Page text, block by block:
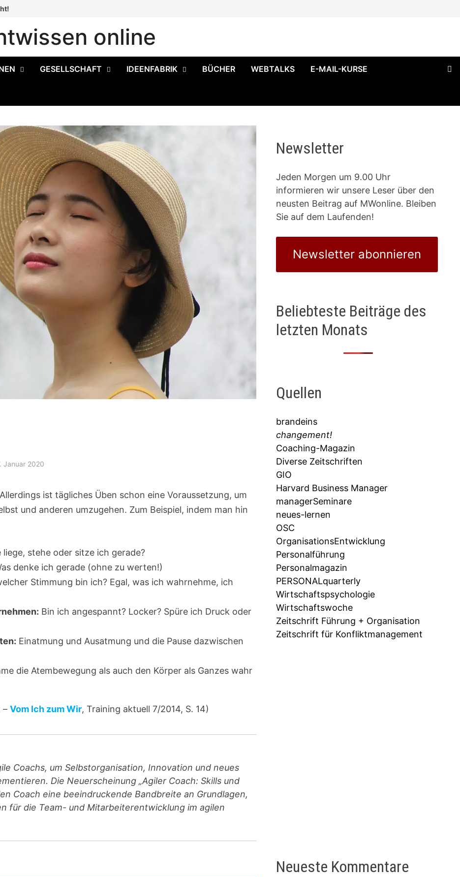
online
GESELLSCHAFT IDEENFABRIK BÜCHER WEBTALKS E-MAIL-KURSE
Januar 2020
ist tägliches Üben schon eine Voraussetzung, um
und anderen umzugehen. Zum Beispiel, indem man hin
liege, stehe oder sitze ich gerade?
denke ich gerade (ohne zu werten!)
Stimmung bin ich? Egal, was ich wahrnehme, ich
Bin ich angespannt? Locker? Spüre ich Druck oder
Einatmung und Ausatmung und die Pause dazwischen
die Atembewegung als auch den Körper als Ganzes wahr
–Vom Ich zum Wir, Training aktuell 7/2014, S. 14)
Coachs, um Selbstorganisation, Innovation und neues
Die Neuerscheinung „Agiler Coach: Skills und
Coach eine beeindruckende Bandbreite an Grundlagen,
für die Team- und Mitarbeiterentwicklung im agilen
Newsletter
Jeden Morgen um 9.00 Uhr
informieren wir unsere Leser über den
neusten Beitrag auf MWonline. Bleiben
Sie auf dem Laufenden!
Newsletter abonnieren
Beliebteste Beiträge des
letzten Monats
Quellen
brandeins
changement!
Coaching-Magazin
Diverse Zeitschriften
GIO
Harvard Business Manager
managerSeminare
neues-lernen
OSC
OrganisationsEntwicklung
Personalführung
Personalmagazin
PERSONALquarterly
Wirtschaftspsychologie
Wirtschaftswoche
Zeitschrift Führung + Organisation
Zeitschrift für Konfliktmanagement
Neueste Kommentare